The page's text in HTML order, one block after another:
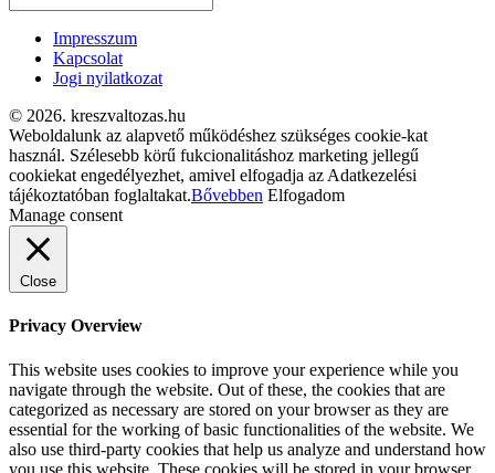
Impresszum
Kapcsolat
Jogi nyilatkozat
© 2026. kreszvaltozas.hu
Weboldalunk az alapvető működéshez szükséges cookie-kat
használ. Szélesebb körű fukcionalitáshoz marketing jellegű
cookiekat engedélyezhet, amivel elfogadja az Adatkezelési
tájékoztatóban foglaltakat.Bővebben Elfogadom
Manage consent
Close
Privacy Overview
This website uses cookies to improve your experience while you
navigate through the website. Out of these, the cookies that are
categorized as necessary are stored on your browser as they are
essential for the working of basic functionalities of the website. We
also use third-party cookies that help us analyze and understand how
you use this website. These cookies will be stored in your browser